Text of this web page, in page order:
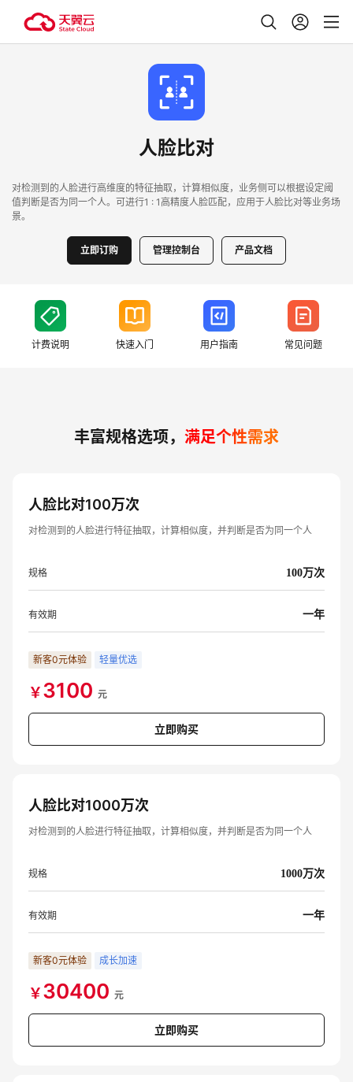
人脸比对
对检测到的人脸进行高维度的特征抽取，计算相似度，业务侧可以根据设定阈
值判断是否为同一个人。可进行1 : 1高精度人脸匹配，应用于人脸比对等业务场
景。
立即订购 管理控制台 产品文档
计费说明 快速入门 用户指南 常见问题
丰富规格选项， 满足个性需求
人脸比对100万次
对检测到的人脸进行特征抽取，计算相似度，并判断是否为同一个人
规格 100万次
有效期 一年
新客0元体验 轻量优选
￥3100 元
立即购买
人脸比对1000万次
对检测到的人脸进行特征抽取，计算相似度，并判断是否为同一个人
规格 1000万次
有效期 一年
新客0元体验 成长加速
￥30400 元
立即购买